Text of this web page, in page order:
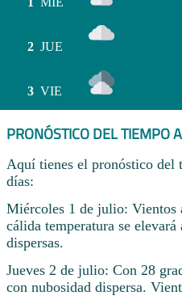
2 JUE
3 VIE
PRONÓSTICO DEL TIEMPO
Aquí tienes el pronóstico del
días:
Miércoles 1 de julio: Vientos
cálida temperatura se
dispersas.
Jueves 2 de julio: Con 28
con nubosidad dispersa.